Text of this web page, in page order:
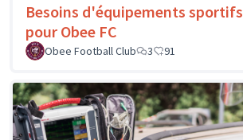
Besoins d'équipements sportifs
pour Obee FC
Obee Football Club
3 91